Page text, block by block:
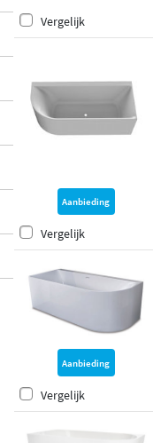
Vergelijk
Aanbieding
Vergelijk
Aanbieding
Vergelijk